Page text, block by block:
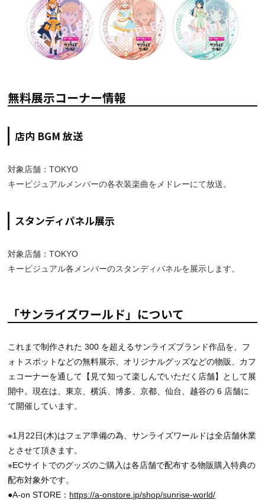
無料展示コーナー情報
店内 BGM 放送
対象店舗：TOKYO
キービジュアルメンバーの各衣装楽曲をメドレーにて放送。
スタンディパネル展示
対象店舗：TOKYO
キービジュアル各メンバーのスタンディパネルを展示します。
「サンライズワールド」について
これまで制作された 300 を超えるサンライズブランド作品を、フ
ォトスポットなどの無料展示、オリジナルグッズなどの物販、カフ
ェコーナーを通して【見て知って楽しんでいただく店舗】として展
開中。現在は、東京、横浜、博多、京都、仙台、越谷の 6 店舗に
て開催しています。
※1月22日(木)はフェア準備の為、サンライズワールドは全店舗休業
とさせて頂きます。
※ECサイトでのグッズのご購入は各店舗で配布する物販購入特典の
配布対象外です。
●A-on STORE： https://a-onstore.jp/shop/sunrise-world/